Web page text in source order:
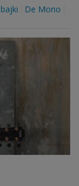
bajki
De Mono